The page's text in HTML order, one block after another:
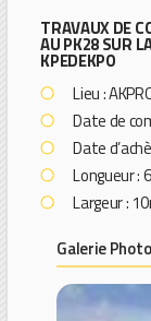
TRAVAUX DE
AU PK28 SUR
KPEDEKPO
Lieu :
Date de
Date
Longueur :
Largeur :
Galerie